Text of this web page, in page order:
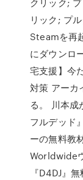
リック; プ
Steamを再
にダウンロ
宅支援】今
対策 アーカ
る。 川本成
フルデッド
ーの無料教
Worldwide
『D4DJ』